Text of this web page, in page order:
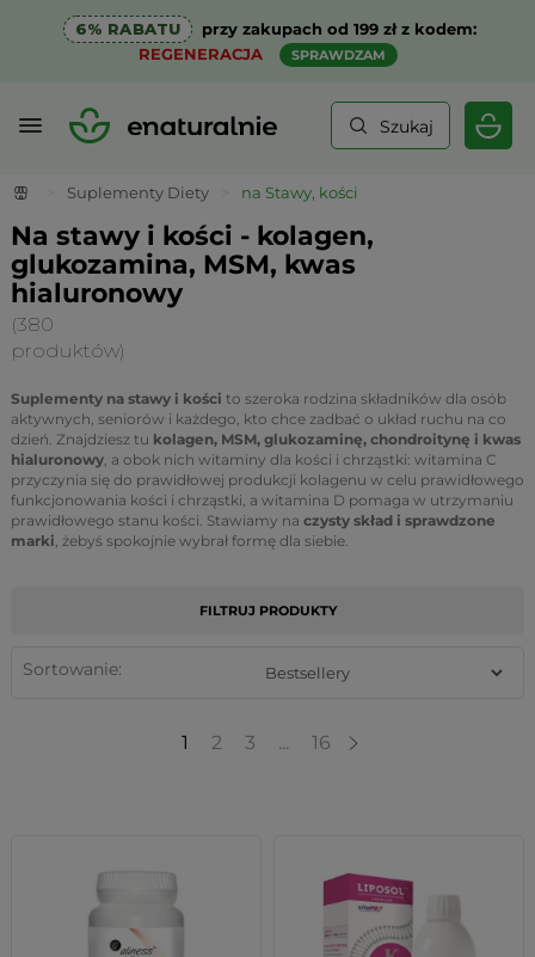
6% RABATU
przy zakupach od 199 zł z kodem:
REGENERACJA
SPRAWDZAM
Szukaj
Suplementy Diety na Stawy, kości
Na stawy i kości - kolagen,
glukozamina, MSM, kwas
hialuronowy
(380
produktów)
Suplementy na stawy i kości to szeroka rodzina składników dla osób
aktywnych, seniorów i każdego, kto chce zadbać o układ ruchu na co
dzień. Znajdziesz tu kolagen, MSM, glukozaminę, chondroitynę i kwas
hialuronowy, a obok nich witaminy dla kości i chrząstki: witamina C
przyczynia się do prawidłowej produkcji kolagenu w celu prawidłowego
funkcjonowania kości i chrząstki, a witamina D pomaga w utrzymaniu
prawidłowego stanu kości. Stawiamy na czysty skład i sprawdzone
marki, żebyś spokojnie wybrał formę dla siebie.
FILTRUJ PRODUKTY
Sortowanie:
1 2 3 ... 16